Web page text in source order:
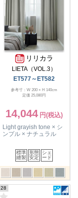
リリカラ
LIETA（VOL.3）
ET577～ET582
参考寸：W 200 × H 140cm
定価 25,080円
14,044
Light grayish tone × シ
ンプル × ナチュラル
標準
縫製
形態
安定
シェ
ード
28